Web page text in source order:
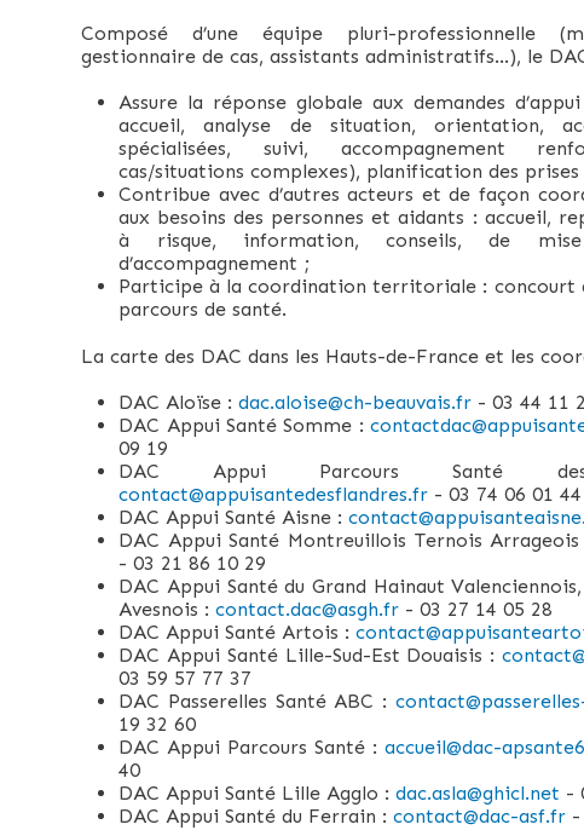
Composé d’une équipe pluri-professionnelle
gestionnaire de cas, assistants administratifs…), le
Assure la réponse globale aux demandes
accueil, analyse de situation, orientation,
spécialisées, suivi, accompagnement
cas/situations complexes), planification des prises
Contribue avec d’autres acteurs et de façon
aux besoins des personnes et aidants : accueil,
à risque, information, conseils, de
d’accompagnement ;
Participe à la coordination territoriale : concourt
parcours de santé.
La carte des DAC dans les Hauts-de-France et les
DAC Aloïse :dac.aloise@ch-beauvais.fr - 03 44 11
DAC Appui Santé Somme :
09 19
DAC Appui Parcours Santé
contact@appuisantedesflandres.fr - 03 74 06 01 44
DAC Appui Santé Aisne :
DAC Appui Santé Montreuillois Ternois Arrageois
- 03 21 86 10 29
DAC Appui Santé du Grand Hainaut
Avesnois :contact.dac@asgh.fr - 03 27 14 05 28
DAC Appui Santé Artois :
DAC Appui Santé Lille-Sud-Est Douaisis :
03 59 57 77 37
DAC Passerelles Santé ABC :
19 32 60
DAC Appui Parcours Santé : accueil@dac-
40
DAC Appui Santé Lille Agglo :dac.asla@ghicl.net -
DAC Appui Santé du Ferrain :contact@dac-asf.fr -